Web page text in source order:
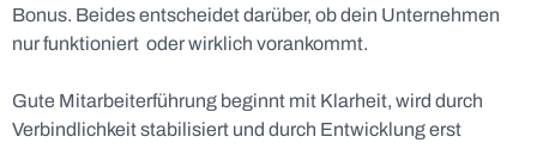
Bonus. Beides entscheidet darüber, ob dein Unternehmen
nur funktioniert oder wirklich vorankommt.
Gute Mitarbeiterführung beginnt mit Klarheit, wird durch
Verbindlichkeit stabilisiert und durch Entwicklung erst